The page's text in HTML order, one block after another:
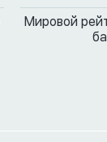
Мировой